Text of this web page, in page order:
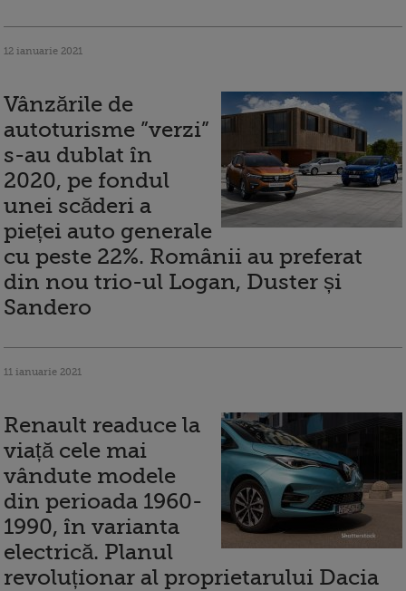
12 ianuarie 2021
Vânzările de
autoturisme ”verzi”
s-au dublat în
2020, pe fondul
unei scăderi a
pieței auto generale
cu peste 22%. Românii au preferat
din nou trio-ul Logan, Duster și
Sandero
11 ianuarie 2021
Renault readuce la
viață cele mai
vândute modele
din perioada 1960-
1990, în varianta
electrică. Planul
revoluționar al proprietarului Dacia